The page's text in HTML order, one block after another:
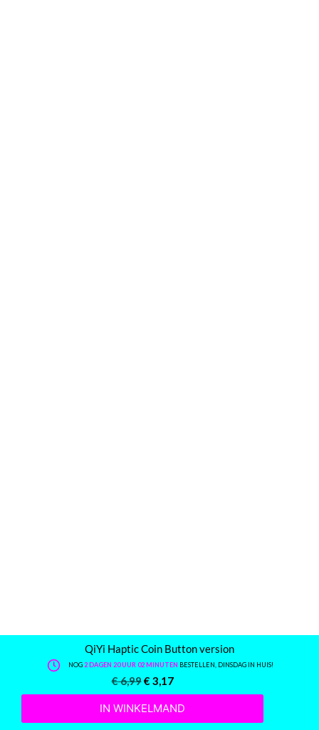
QiYi Haptic Coin Button version
NOG2 DAGEN 20 UUR 01 MINUTEN BESTELLEN, DINSDAG IN HUIS!
€6,99€ 3,17
IN WINKELMAND